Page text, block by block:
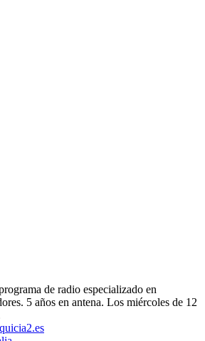
de radio especializado en
5 años en antena. Los miércoles de 12